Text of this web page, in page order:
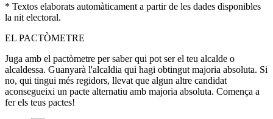
* Textos elaborats automàticament a partir de les dades disponibles
la nit electoral.
EL PACTÒMETRE
Juga amb el pactòmetre per saber qui pot ser el teu alcalde o
alcaldessa. Guanyarà l'alcaldia qui hagi obtingut majoria absoluta. Si
no, qui tingui més regidors, llevat que algun altre candidat
aconsegueixi un pacte alternatiu amb majoria absoluta. Comença a
fer els teus pactes!